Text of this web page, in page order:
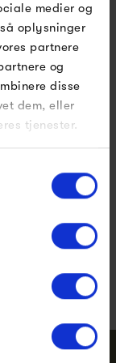
medier og
oplysninger
partnere
og
disse
dem, eller
tjenester.
De
klare
på
Instagram
og